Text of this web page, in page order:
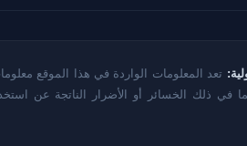
تعد المعلومات الواردة في هذا الموقع
في ذلك الخسائر أو الأضرار الناتجة عن